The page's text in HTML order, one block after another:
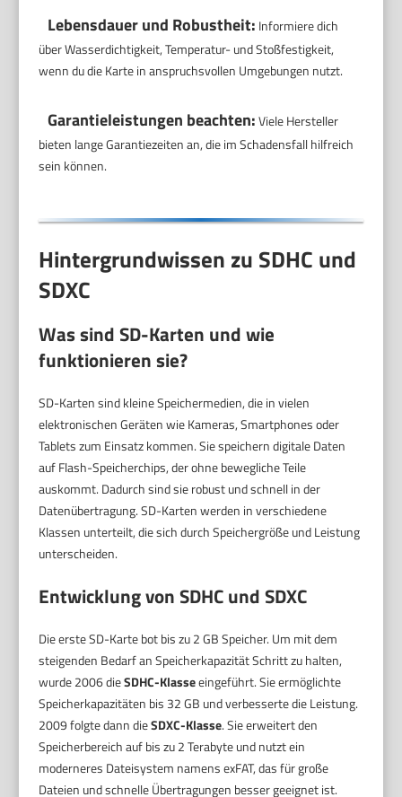
Lebensdauer und Robustheit: Informiere dich
über Wasserdichtigkeit, Temperatur- und Stoßfestigkeit,
wenn du die Karte in anspruchsvollen Umgebungen nutzt.
Garantieleistungen beachten:Viele Hersteller
bieten lange Garantiezeiten an, die im Schadensfall hilfreich
sein können.
Hintergrundwissen zu SDHC und
SDXC
Was sind SD-Karten und wie
funktionieren sie?
SD-Karten sind kleine Speichermedien, die in vielen
elektronischen Geräten wie Kameras, Smartphones oder
Tablets zum Einsatz kommen. Sie speichern digitale Daten
auf Flash-Speicherchips, der ohne bewegliche Teile
auskommt. Dadurch sind sie robust und schnell in der
Datenübertragung. SD-Karten werden in verschiedene
Klassen unterteilt, die sich durch Speichergröße und Leistung
unterscheiden.
Entwicklung von SDHC und SDXC
Die erste SD-Karte bot bis zu 2 GB Speicher. Um mit dem
steigenden Bedarf an Speicherkapazität Schritt zu halten,
wurde 2006 dieSDHC-Klasseeingeführt. Sie ermöglichte
Speicherkapazitäten bis 32 GB und verbesserte die Leistung.
2009 folgte dann dieSDXC-Klasse. Sie erweitert den
Speicherbereich auf bis zu 2 Terabyte und nutzt ein
moderneres Dateisystem namens exFAT, das für große
Dateien und schnelle Übertragungen besser geeignet ist.